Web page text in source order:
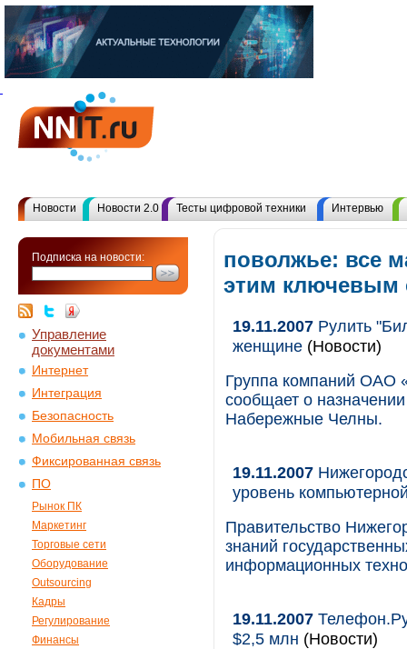
Новости Новости 2.0 Тесты цифровой техники Интервью
Подписка на новости:
Управление
документами
Интернет
Интеграция
Безопасность
Мобильная связь
Фиксированная связь
ПО
Рынок ПК
Маркетинг
Торговые сети
Оборудование
Outsourcing
Кадры
Регулирование
Финансы
поволжье: все
этим ключевым
19.11.2007 Рулить
женщине (Новости)
Группа компаний ОАО
сообщает о
Набережные Челны.
19.11.2007
уровень
Правительство
знаний
информационных
19.11.2007
$2,5 млн (Новости)